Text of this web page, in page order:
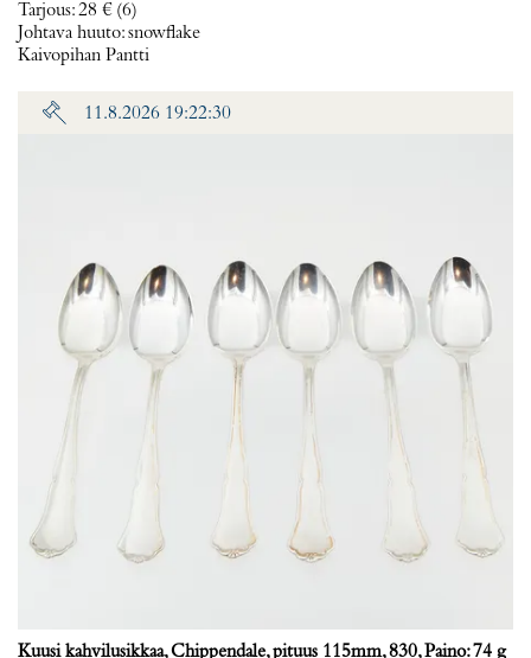
Tarjous:28 € (6)
Johtava huuto:snowflake
Kaivopihan Pantti
11.8.2026 19:22:30
Kuusi kahvilusikkaa, Chippendale, pituus 115mm, 830, Paino: 74 g